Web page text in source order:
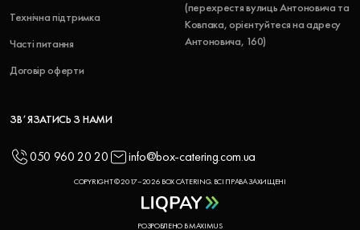
Технічна підтримка
Часті питання
Договір оферти
(перехрестя вулиць Антоновича та
Ковпака, орієнтуйтеся на адресу
Антоновича, 160)
ЗВʼЯЗАТИСЬ З НАМИ
050 960 20 20 info@box-catering.com.ua
COPYRIGHT © 2017–2026 BOX CATERING. ВСІ ПРАВА ЗАХИЩЕНІ
РОЗРОБЛЕНО В MAXIMUS